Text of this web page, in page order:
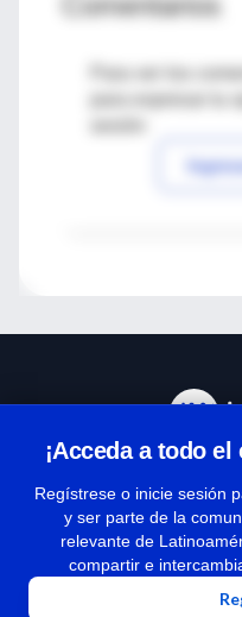
Para ver los
¡Acceda a todo
Regístrese o inicie sesión
y ser parte de la
relevante de
compartir e
|
| Todos los derechos